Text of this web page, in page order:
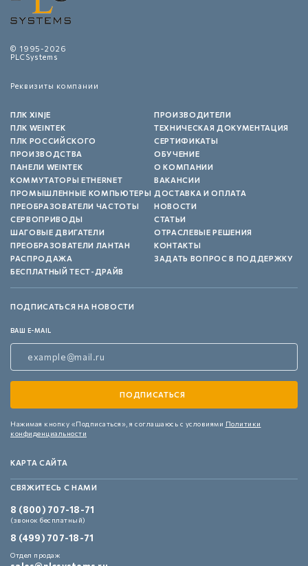
© 1995-2026
PLCSystems
Реквизиты компании
ПЛК XINJE
ПЛК WEINTEK
ПЛК РОССИЙСКОГО
ПРОИЗВОДСТВА
ПАНЕЛИ WEINTEK
КОММУТАТОРЫ ETHERNET
ПРОМЫШЛЕННЫЕ КОМПЬЮТЕРЫ
ПРЕОБРАЗОВАТЕЛИ ЧАСТОТЫ
СЕРВОПРИВОДЫ
ШАГОВЫЕ ДВИГАТЕЛИ
ПРЕОБРАЗОВАТЕЛИ ЛАНТАН
РАСПРОДАЖА
БЕСПЛАТНЫЙ ТЕСТ-ДРАЙВ
ПРОИЗВОДИТЕЛИ
ТЕХНИЧЕСКАЯ ДОКУМЕНТАЦИЯ
СЕРТИФИКАТЫ
ОБУЧЕНИЕ
О КОМПАНИИ
ВАКАНСИИ
ДОСТАВКА И ОПЛАТА
НОВОСТИ
СТАТЬИ
ОТРАСЛЕВЫЕ РЕШЕНИЯ
КОНТАКТЫ
ЗАДАТЬ ВОПРОС В ПОДДЕРЖКУ
ПОДПИСАТЬСЯ НА НОВОСТИ
ВАШ E-MAIL
Нажимая кнопку «Подписаться», я соглашаюсь с условиями Политики
конфиденциальности
КАРТА САЙТА
СВЯЖИТЕСЬ С НАМИ
8 (800) 707-18-71
(звонок бесплатный)
8 (499) 707-18-71
Отдел продаж